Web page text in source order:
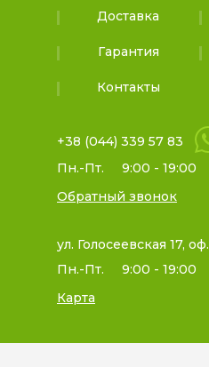
Доставка
Гарантия
Контакты
+38 (044) 339 57 83
Пн.-Пт.
9:00 - 19:00
Обратный звонок
ул. Голосеевская 17,
Пн.-Пт.
9:00 - 19:00
Карта